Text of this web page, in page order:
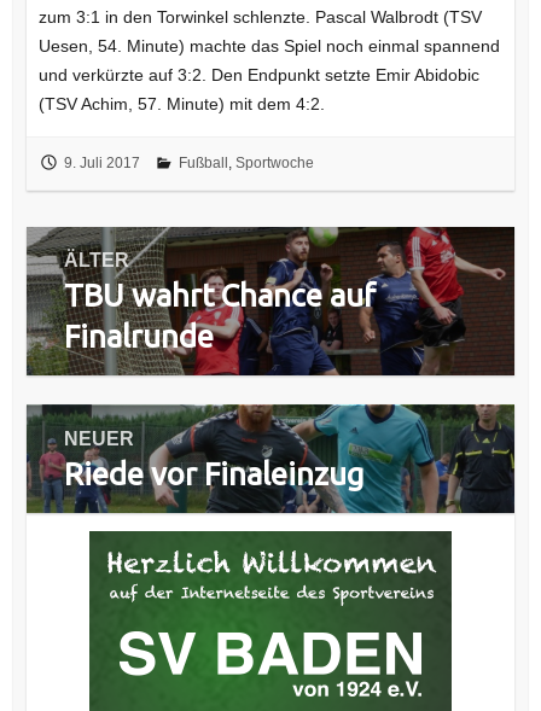
zum 3:1 in den Torwinkel schlenzte. Pascal Walbrodt (TSV
Uesen, 54. Minute) machte das Spiel noch einmal spannend
und verkürzte auf 3:2. Den Endpunkt setzte Emir Abidobic
(TSV Achim, 57. Minute) mit dem 4:2.
9. Juli 2017 Fußball , Sportwoche
Beitragsnavigation
ÄLTER
Vorheriger
Beitrag:
TBU wahrt Chance auf
Finalrunde
NEUER
Nächster
Beitrag:
Riede vor Finaleinzug